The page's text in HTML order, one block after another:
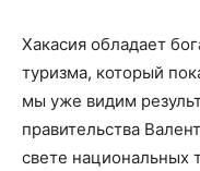
Хакасия обладает
туризма, который
мы уже видим
правительства
свете национальных